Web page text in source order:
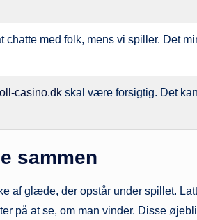
chatte med folk, mens vi spiller. Det
casino.dk skal være forsigtig. Det
sammen
af glæde, der opstår under spillet.
på at se, om man vinder. Disse